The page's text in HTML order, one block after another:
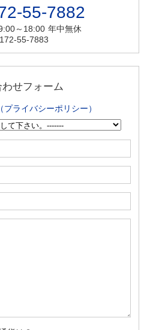
55-7882
～18:00 年中無休
55-7883
せフォーム
ライバシーポリシー）